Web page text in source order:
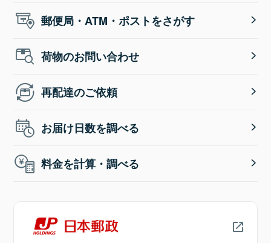
郵便局・ATM・ポストをさがす
荷物のお問い合わせ
再配達のご依頼
お届け日数を調べる
料金を計算・調べる